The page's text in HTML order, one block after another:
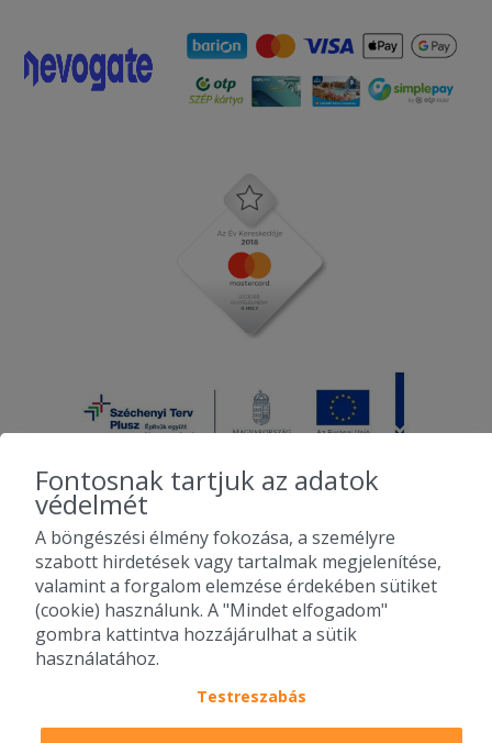
Az étel finom volt. Egy hibája, hogy már
kihűlt, mire ideért.
2025-08-01 - Róbert:
80 perc alatt ért ki alig langyosan, ez
egy kis varos.. hat nem kell a futarnak a
Szállítási idő több mint másfél óra volt,
2025-06-10 - sylvia:
Köszönöm a gyors kiszállitást.
2010-2026 Copyright - Falatozz.hu - Diston-line Kft.
Pizza, gyros, hamburger, menük kedvező áron, egy helyen az összes
étterem ajánlata.
Fontosnak tartjuk az adatok
védelmét
A böngészési élmény fokozása, a személyre
szabott hirdetések vagy tartalmak megjelenítése,
valamint a forgalom elemzése érdekében sütiket
(cookie) használunk. A "Mindet elfogadom"
gombra kattintva hozzájárulhat a sütik
használatához.
Testreszabás